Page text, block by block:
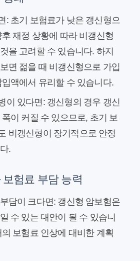
:초기 보험료가 낮은 갱신형으
재정 상황에 따라 비갱신형
을 고려할 수 있습니다. 하지
면 젊을 때 비갱신형으로 가입
액에서 유리할 수 있습니다.
이 있다면:갱신형의 경우 갱신
이 커질 수 있으므로, 초기 보
비갱신형이 장기적으로 안정
.
험료 부담 능력
담이 크다면: 갱신형 암보험은
수 있는 대안이 될 수 있습니
보험료 인상에 대비한 계획